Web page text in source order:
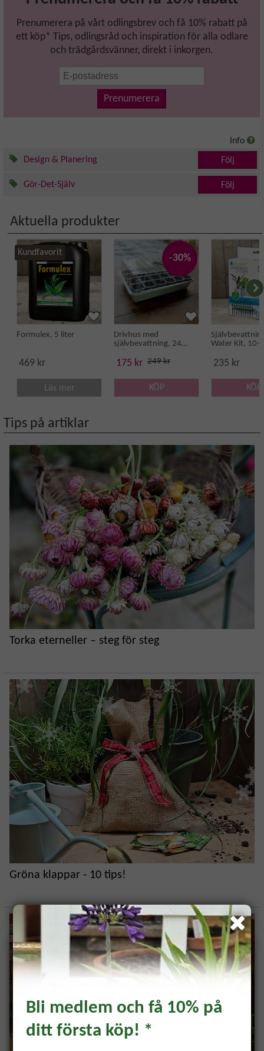
Prenumerera på vårt odlingsbrev och få 10% rabatt på
ett köp* Tips, odlingsråd och inspiration för alla odlare
och trädgårdsvänner, direkt i inkorgen.
Prenumerera
Info
Design & Planering
Följ
Gör-Det-Själv Följ
Aktuella produkter
Kundfavorit
Formulex, 5 liter
469 kr
Läs mer
-30%
Drivhus med
självbevattning, 24
175 kr 249 kr
KÖP
Water Kit, 10-
235 kr
KÖP
Tips på artiklar
Torka eterneller – steg för steg
Gröna klappar - 10 tips!
Prenumerera och få 10%
Bli medlem och få 10% på
ditt första köp! *